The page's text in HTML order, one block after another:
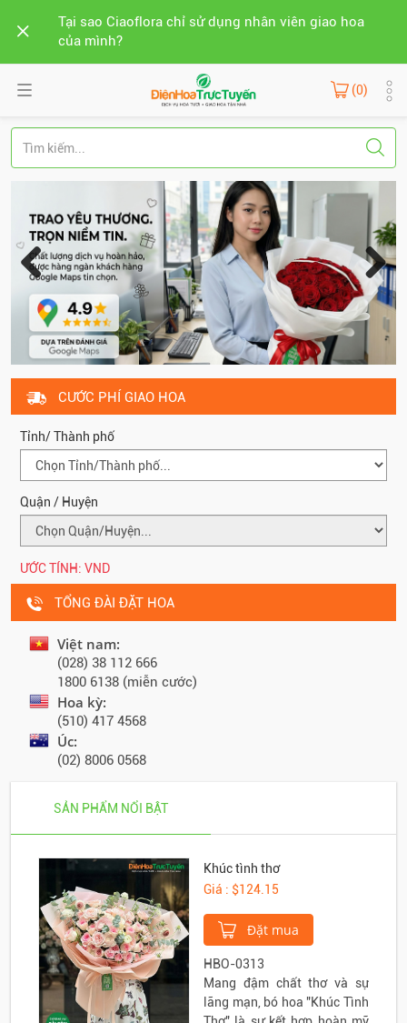
Tại sao Ciaoflora chỉ sử dụng nhân viên giao hoa
của mình?
(0)
CƯỚC PHÍ GIAO HOA
Tỉnh/ Thành phố
Quận / Huyện
ƯỚC TÍNH: VND
TỔNG ĐÀI ĐẶT HOA
Việt nam:
(028) 38 112 666
1800 6138 (miễn cước)
Hoa kỳ:
(510) 417 4568
Úc:
(02) 8006 0568
SẢN PHẨM NỔI BẬT
Khúc tình thơ
Giá : $124.15
Đặt mua
HBO-0313
Mang đậm chất thơ và sự
lãng mạn, bó hoa "Khúc Tình